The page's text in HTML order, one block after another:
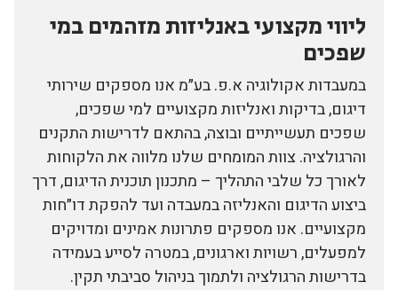
ליווי מקצועי באנליזות מזהמים במי
שפכים
במעבדות אקולוגיה א.פ. בע״מ אנו מספקים שירותי
דיגום, בדיקות ואנליזות מקצועיים למי שפכים,
שפכים תעשייתיים ובוצה, בהתאם לדרישות התקנים
והרגולציה. צוות המומחים שלנו מלווה את הלקוחות
לאורך כל שלבי התהליך – מתכנון תוכנית הדיגום, דרך
ביצוע הדיגום והאנליזה במעבדה ועד להפקת דו״חות
מקצועיים. אנו מספקים פתרונות אמינים ומדויקים
למפעלים, רשויות וארגונים, במטרה לסייע בעמידה
בדרישות הרגולציה ולתמוך בניהול סביבתי תקין.